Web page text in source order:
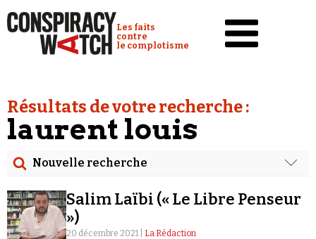
Conspiracy Watch :
Les faits
contre
le complotisme
Analyses
Conspipédia
Vidéos
Émissions
Résultats de votre recherche :
laurent louis
Nouvelle recherche
Date
Salim Laïbi (« Le Libre Penseur
»)
20 décembre 2021 | La Rédaction